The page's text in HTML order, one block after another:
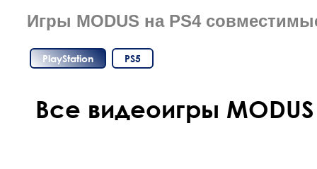
Игры MODUS на PS4
PlayStation PS5
Все видеоигры